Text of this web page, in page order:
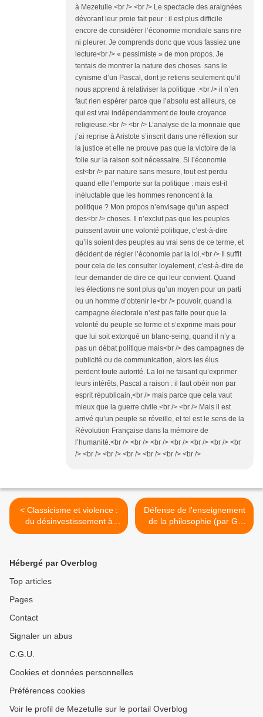
à Mezetulle.<br /> <br /> Le spectacle des araignées
dévorant leur proie fait peur : il est plus difficile
encore de considérer l’économie mondiale sans rire
ni pleurer. Je comprends donc que vous fassiez une
lecture<br /> « pessimiste » de mon propos. Je
tentais de montrer la nature des choses sans le
cynisme d’un Pascal, dont je retiens seulement qu’il
nous apprend à relativiser la politique :<br /> il n’en
faut rien espérer parce que l’absolu est ailleurs, ce
qui est vrai indépendamment de toute croyance
religieuse.<br /> <br /> L’analyse de la monnaie que
j’ai reprise à Aristote s’inscrit dans une réflexion sur
la justice et elle ne prouve pas que la victoire de la
folie sur la raison soit nécessaire. Si l’économie
est<br /> par nature sans mesure, tout est perdu
quand elle l’emporte sur la politique : mais est-il
inéluctable que les hommes renoncent à la
politique ? Mon propos n’envisage qu’un aspect
des<br /> choses. Il n’exclut pas que les peuples
puissent avoir une volonté politique, c’est-à-dire
qu’ils soient des peuples au vrai sens de ce terme, et
décident de régler l’économie par la loi.<br /> Il suffit
pour cela de les consulter loyalement, c’est-à-dire de
leur demander de dire ce qui leur convient. Quand
les élections ne sont plus qu’un moyen pour un parti
ou un homme d’obtenir le<br /> pouvoir, quand la
campagne électorale n’est pas faite pour que la
volonté du peuple se forme et s’exprime mais pour
que lui soit extorqué un blanc-seing, quand il n’y a
pas un débat politique mais<br /> des campagnes de
publicité ou de communication, alors les élus
perdent toute autorité. La loi ne faisant qu’exprimer
leurs intérêts, Pascal a raison : il faut obéir non par
esprit républicain,<br /> mais parce que cela vaut
mieux que la guerre civile.<br /> <br /> Mais il est
arrivé qu’un peuple se réveille, et tel est le sens de la
Révolution Française dans la mémoire de
l’humanité.<br /> <br /> <br /> <br /> <br /> <br /> <br
/> <br /> <br /> <br /> <br /> <br /> <br />
< Classicisme et violence :
du désinvestissement à
l'authenticité
Défense de l'enseignement
de la philosophie (par G.
Desbiens) >
Hébergé par Overblog
Top articles
Pages
Contact
Signaler un abus
C.G.U.
Cookies et données personnelles
Préférences cookies
Voir le profil de Mezetulle sur le portail Overblog